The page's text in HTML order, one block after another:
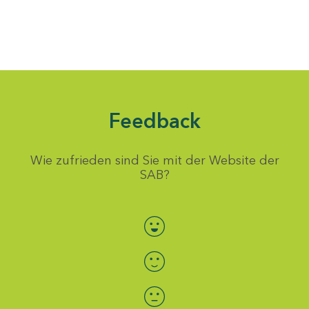
Feedback
Wie zufrieden sind Sie mit der Website der
SAB?
Bewertung auswählen